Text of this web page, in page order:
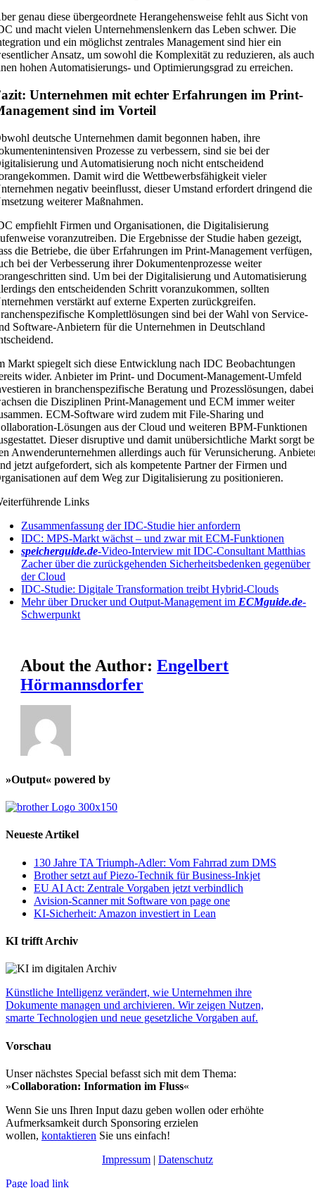
genau diese übergeordnete Herangehensweise fehlt aus Sicht von
und macht vielen Unternehmenslenkern das Leben schwer. Die
und ein möglichst zentrales Management sind hier ein
Ansatz, um sowohl die Komplexität zu reduzieren, als auch
hohen Automatisierungs- und Optimierungsgrad zu erreichen.
Unternehmen mit echter Erfahrungen im Print-
sind im Vorteil
deutsche Unternehmen damit begonnen haben, ihre
Prozesse zu verbessern, sind sie bei der
und Automatisierung noch nicht entscheidend
Damit wird die Wettbewerbsfähigkeit vieler
negativ beeinflusst, dieser Umstand erfordert dringend die
weiterer Maßnahmen.
empfiehlt Firmen und Organisationen, die Digitalisierung
voranzutreiben. Die Ergebnisse der Studie haben gezeigt,
die Betriebe, die über Erfahrungen im Print-Management verfügen,
bei der Verbesserung ihrer Dokumentenprozesse weiter
sind. Um bei der Digitalisierung und Automatisierung
den entscheidenden Schritt voranzukommen, sollten
verstärkt auf externe Experten zurückgreifen.
Komplettlösungen sind bei der Wahl von Service-
Software-Anbietern für die Unternehmen in Deutschland
Markt spiegelt sich diese Entwicklung nach IDC Beobachtungen
wider. Anbieter im Print- und Document-Management-Umfeld
in branchenspezifische Beratung und Prozesslösungen, dabei
die Disziplinen Print-Management und ECM immer weiter
ECM-Software wird zudem mit File-Sharing und
Lösungen aus der Cloud und weiteren BPM-Funktionen
Dieser disruptive und damit unübersichtliche Markt sorgt
Anwenderunternehmen allerdings auch für Verunsicherung.
jetzt aufgefordert, sich als kompetente Partner der Firmen und
auf dem Weg zur Digitalisierung zu positionieren.
Links
Zusammenfassung der IDC-Studie hier anfordern
IDC: MPS-Markt wächst – und zwar mit ECM-Funktionen
speicherguide.de-Video-Interview mit IDC-Consultant Matthias
Zacher über die zurückgehenden Sicherheitsbedenken gegenüber
der Cloud
IDC-Studie: Digitale Transformation treibt Hybrid-Clouds
Mehr über Drucker und Output-Management im ECMguide.de-
Schwerpunkt
About the Author:Engelbert
Hörmannsdorfer
»Output« powered by
Neueste Artikel
130 Jahre TA Triumph-Adler: Vom Fahrrad zum DMS
Brother setzt auf Piezo-Technik für Business-Inkjet
EU AI Act: Zentrale Vorgaben jetzt verbindlich
Avision-Scanner mit Software von page one
KI-Sicherheit: Amazon investiert in Lean
KI trifft Archiv
Künstliche Intelligenz verändert, wie Unternehmen ihre
Dokumente managen und archivieren. Wir zeigen Nutzen,
smarte Technologien und neue gesetzliche Vorgaben auf.
Vorschau
Unser nächstes Special befasst sich mit dem Thema:
»Collaboration: Information im Fluss«
Wenn Sie uns Ihren Input dazu geben wollen oder erhöhte
Aufmerksamkeit durch Sponsoring erzielen
wollen, kontaktieren Sie uns einfach!
Impressum | Datenschutz
Page load link